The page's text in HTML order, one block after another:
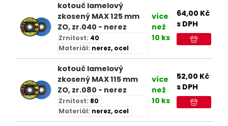
kotouč lamelový
zkosený MAX 125 mm
ZO, zr.040 - nerez
Zrnitost: 40
Materiál: nerez, ocel
více
než
10 ks
64,00 Kč
s DPH
kotouč lamelový
zkosený MAX 115 mm
ZO, zr.080 - nerez
Zrnitost: 80
Materiál: nerez, ocel
více
než
10 ks
52,00 Kč
s DPH